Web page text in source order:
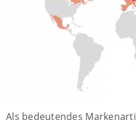
Als bedeutendes